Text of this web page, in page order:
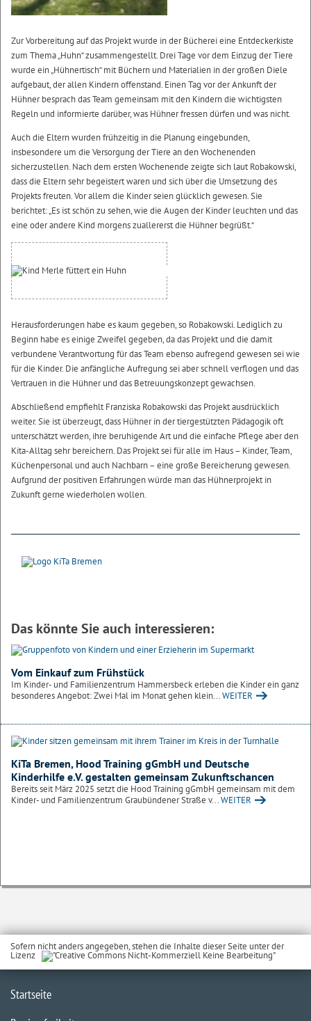
Zur Vorbereitung auf das Projekt wurde in der Bücherei eine Entdeckerkiste
zum Thema „Huhn“ zusammengestellt. Drei Tage vor dem Einzug der Tiere
wurde ein „Hühnertisch“ mit Büchern und Materialien in der großen Diele
aufgebaut, der allen Kindern offenstand. Einen Tag vor der Ankunft der
Hühner besprach das Team gemeinsam mit den Kindern die wichtigsten
Regeln und informierte darüber, was Hühner fressen dürfen und was nicht.
Auch die Eltern wurden frühzeitig in die Planung eingebunden,
insbesondere um die Versorgung der Tiere an den Wochenenden
sicherzustellen. Nach dem ersten Wochenende zeigte sich laut Robakowski,
dass die Eltern sehr begeistert waren und sich über die Umsetzung des
Projekts freuten. Vor allem die Kinder seien glücklich gewesen. Sie
berichtet: „Es ist schön zu sehen, wie die Augen der Kinder leuchten und das
eine oder andere Kind morgens zuallererst die Hühner begrüßt.“
Herausforderungen habe es kaum gegeben, so Robakowski. Lediglich zu
Beginn habe es einige Zweifel gegeben, da das Projekt und die damit
verbundene Verantwortung für das Team ebenso aufregend gewesen sei wie
für die Kinder. Die anfängliche Aufregung sei aber schnell verflogen und das
Vertrauen in die Hühner und das Betreuungskonzept gewachsen.
Abschließend empfiehlt Franziska Robakowski das Projekt ausdrücklich
weiter. Sie ist überzeugt, dass Hühner in der tiergestützten Pädagogik oft
unterschätzt werden, ihre beruhigende Art und die einfache Pflege aber den
Kita-Alltag sehr bereichern. Das Projekt sei für alle im Haus – Kinder, Team,
Küchenpersonal und auch Nachbarn – eine große Bereicherung gewesen.
Aufgrund der positiven Erfahrungen würde man das Hühnerprojekt in
Zukunft gerne wiederholen wollen.
Das könnte Sie auch interessieren:
Vom Einkauf zum Frühstück
Im Kinder- und Familienzentrum Hammersbeck erleben die Kinder ein ganz
besonderes Angebot: Zwei Mal im Monat gehen klein...WEITER
KiTa Bremen, Hood Training gGmbH und Deutsche
Kinderhilfe e.V. gestalten gemeinsam Zukunftschancen
Bereits seit März 2025 setzt die Hood Training gGmbH gemeinsam mit dem
Kinder- und Familienzentrum Graubündener Straße v...WEITER
Sofern nicht anders angegeben, stehen die Inhalte dieser Seite unter der
Lizenz
Startseite